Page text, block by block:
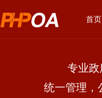
首页
专业政府
统一管理，